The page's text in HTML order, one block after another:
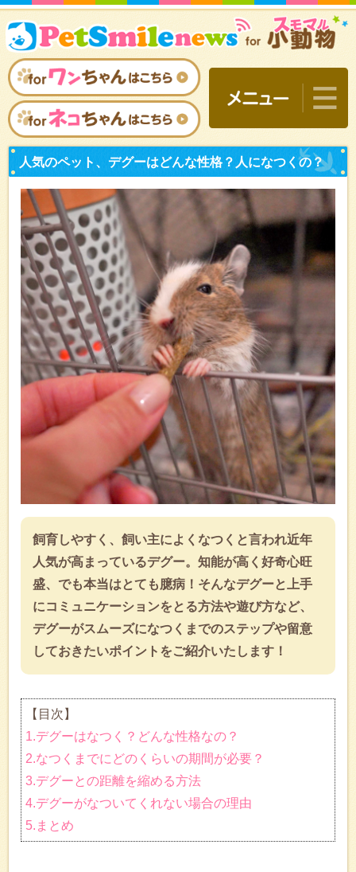
人気のペット、デグーはど
飼育しやすく、飼い主によくなつくと言われ近年
人気が高まっているデグー。知能が高く好奇心旺
盛、でも本当はとても臆病！そんなデグーと上手
にコミュニケーションをとる方法や遊び方など、
デグーがスムーズになつくまでのステップや留意
しておきたいポイントをご紹介いたします！
【目次】
1.デグーはなつく？どんな性格なの？
2.なつくまでにどのくらいの期間が必要？
3.デグーとの距離を縮める方法
4.デグーがなついてくれない場合の理由
5.まとめ